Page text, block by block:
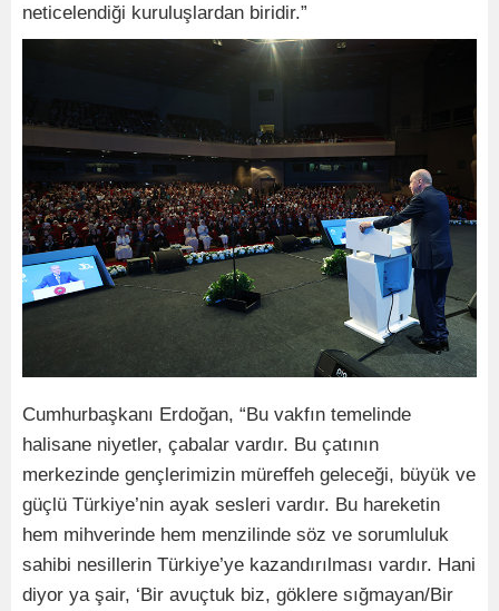
neticelendiği kuruluşlardan biridir.”
Cumhurbaşkanı Erdoğan, “Bu vakfın temelinde
halisane niyetler, çabalar vardır. Bu çatının
merkezinde gençlerimizin müreffeh geleceği, büyük ve
güçlü Türkiye’nin ayak sesleri vardır. Bu hareketin
hem mihverinde hem menzilinde söz ve sorumluluk
sahibi nesillerin Türkiye’ye kazandırılması vardır. Hani
diyor ya şair, ‘Bir avuçtuk biz, göklere sığmayan/Bir